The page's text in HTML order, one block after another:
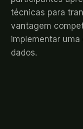
técnicas para
vantagem
implementar
dados.